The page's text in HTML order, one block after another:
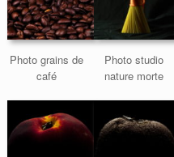
Photo grains de
café
Photo studio
nature morte